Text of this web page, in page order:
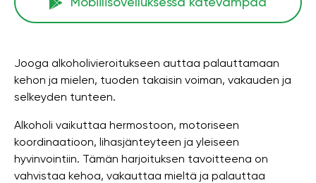
Jooga alkoholivieroitukseen auttaa palauttamaan
kehon ja mielen, tuoden takaisin voiman, vakauden ja
selkeyden tunteen.
Alkoholi vaikuttaa hermostoon, motoriseen
koordinaatioon, lihasjänteyteen ja yleiseen
hyvinvointiin. Tämän harjoituksen tavoitteena on
vahvistaa kehoa, vakauttaa mieltä ja palauttaa